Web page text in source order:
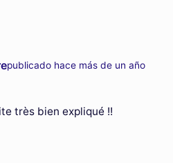
publicado hace más de un año
très bien expliqué !!